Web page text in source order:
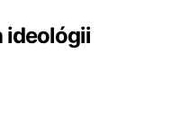
ideológii